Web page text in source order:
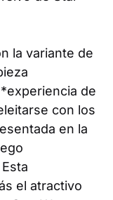
la variante de
de
con los
en la
el atractivo